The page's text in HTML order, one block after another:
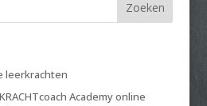
leerkrachten
Academy online